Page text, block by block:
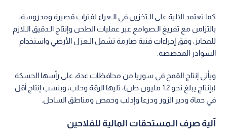
كما تعتمد الآلية على الـتخزين في الـعراء لفترات قصيرة ومدروسة،
بالتزامن مع تفريغ الـصوامع عبر عمليات الطحن وإنتاج الـدقيق الـلازم
للمخابز، وفق إجراءات فنية صارمة تشمل الـعزل الأرضي واستخدام
الشوادر المخصصة.
ويأتي إنتاج القمح في سوريا من محافظات عدة، على رأسها الحسكة
(بإنتاج يبلغ نحو 1.2 مليون طن)، تليها الرقة وحلب، وبنسب إنتاج أقل
في حماة ودير الزور ودرعا وإدلب وحمص ومناطق الساحل.
آلية صرف الـمستحقات المالية للفلاحين